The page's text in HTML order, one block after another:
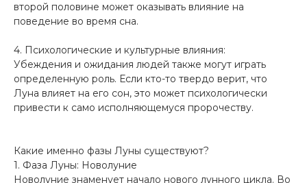
второй половине может оказывать влияние на
поведение во время сна.
4. Психологические и культурные влияния:
Убеждения и ожидания людей также могут играть
определенную роль. Если кто-то твердо верит, что
Луна влияет на его сон, это может психологически
привести к само исполняющемуся пророчеству.
Какие именно фазы Луны существуют?
1. Фаза Луны: Новолуние
Новолуние знаменует начало нового лунного цикла. Во